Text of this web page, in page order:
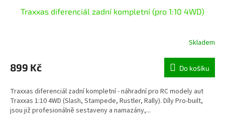
Traxxas diferenciál zadní kompletní (pro 1:10 4WD)
Skladem
899 Kč Do košíku
Traxxas diferenciál zadní kompletní - náhradní pro RC modely aut
Traxxas 1:10 4WD (Slash, Stampede, Rustler, Rally). Díly Pro-built,
jsou již profesionálně sestaveny a namazány,...